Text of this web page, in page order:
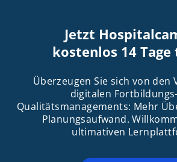
Jetzt
kostenlos 14 Tage
Überzeugen Sie sich von den
digitalen
Qualitätsmanagements: Mehr
Planungsaufwand.
ultimativen